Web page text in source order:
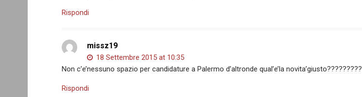
Rispondi
missz19
18 Settembre 2015 at 10:35
Non c’e’nessuno spazio per candidature a Palermo d’altronde qual’e’la novita’giusto?????????
Rispondi